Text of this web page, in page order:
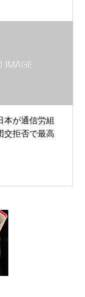
本が通信労組
拒否で最高